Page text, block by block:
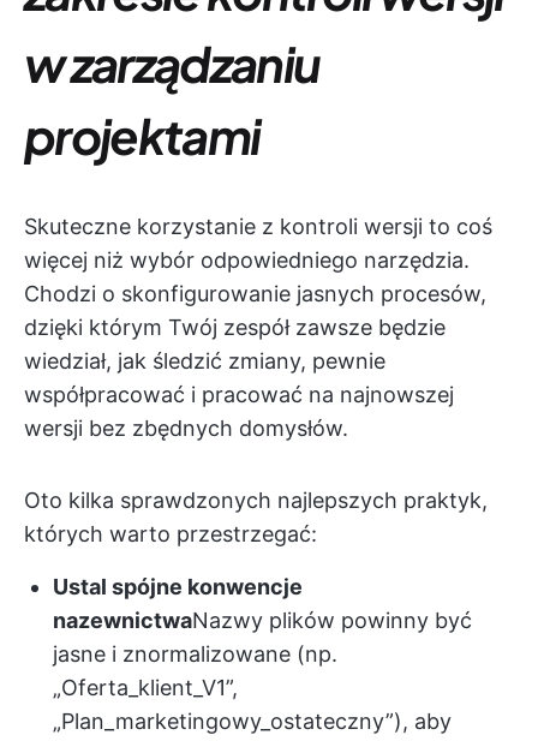
w zarządzaniu
projektami
Skuteczne korzystanie z kontroli wersji to coś
więcej niż wybór odpowiedniego narzędzia.
Chodzi o skonfigurowanie jasnych procesów,
dzięki którym Twój zespół zawsze będzie
wiedział, jak śledzić zmiany, pewnie
współpracować i pracować na najnowszej
wersji bez zbędnych domysłów.
Oto kilka sprawdzonych najlepszych praktyk,
których warto przestrzegać:
Ustal spójne konwencje
nazewnictwaNazwy plików powinny być
jasne i znormalizowane (np.
„Oferta_klient_V1”,
„Plan_marketingowy_ostateczny”), aby